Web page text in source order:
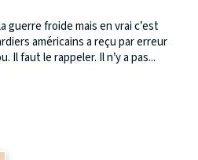
guerre froide mais en vrai c’est
américains a reçu par erreur
Il faut le rappeler. Il n’y a pas...